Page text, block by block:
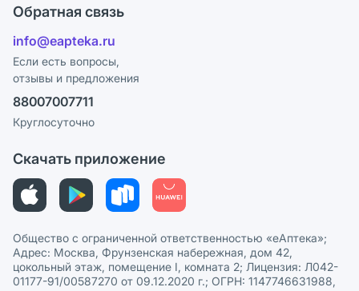
Ответы на вопросы
Блог
Поставщики
Лицензия
Реклама на сайте
Ваши товары на ЕАПТЕКЕ
Программа СберСпасибо
Политика конфиденциальности
Пользовательское соглашение
Политика рекомендаций
Этика и соответствие
Политика в отношении обработки персональных данных
Обратная связь
info@eapteka.ru
Если есть вопросы,
отзывы и предложения
88007007711
Круглосуточно
Скачать приложение
Общество с ограниченной ответственностью «еАптека»;
Адрес: Москва, Фрунзенская набережная, дом 42,
цокольный этаж, помещение I, комната 2; Лицензия: Л042-
01177-91/00587270 от 09.12.2020 г.; ОГРН: 1147746631988,